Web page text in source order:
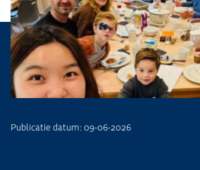
Publicatie datum: 09-06-2026